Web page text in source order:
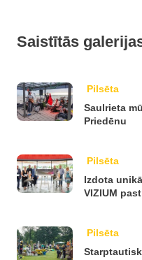
Saistītās
Pilsēta
Saulrieta
Priedēnu
Pilsēta
Izdota
VIZIUM
Pilsēta